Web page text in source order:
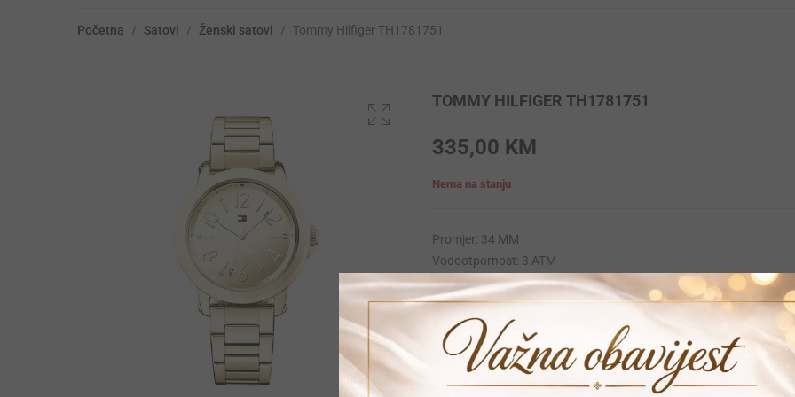
Početna / Satovi / Ženski satovi / Tommy Hilfiger TH1781751
TOMMY HILFIGER TH1781751
335,00 KM
Nema na stanju
Promjer: 34 MM
Vodootpornost: 3 ATM
Krunica: Obicna
Materija narukvice: Stainless-steel
Materijal kucista: Stainless-steel
Mehanizam: Quartz
Garancija: 24 mjeseca
Vrijeme dostave: 1-2 dana